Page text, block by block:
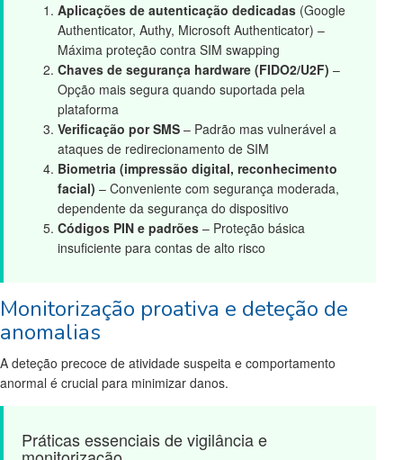
Aplicações de autenticação dedicadas (Google
Authenticator, Authy, Microsoft Authenticator) –
Máxima proteção contra SIM swapping
Chaves de segurança hardware (FIDO2/U2F) –
Opção mais segura quando suportada pela
plataforma
Verificação por SMS – Padrão mas vulnerável a
ataques de redirecionamento de SIM
Biometria (impressão digital, reconhecimento
facial) – Conveniente com segurança moderada,
dependente da segurança do dispositivo
Códigos PIN e padrões – Proteção básica
insuficiente para contas de alto risco
Monitorização proativa e deteção de
anomalias
A deteção precoce de atividade suspeita e comportamento
anormal é crucial para minimizar danos.
Práticas essenciais de vigilância e